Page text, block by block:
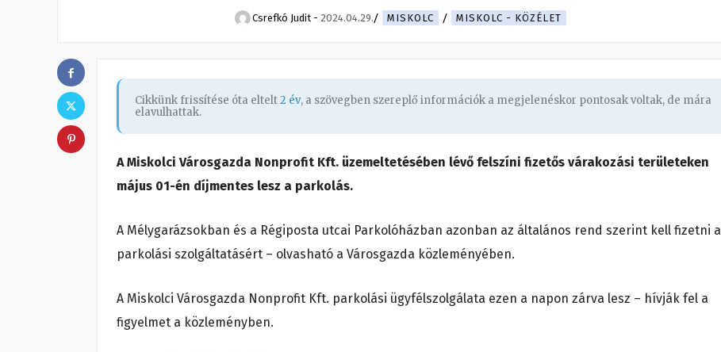
Csrefkó Judit - 2024.04.29. MISKOLC MISKOLC - KÖZÉLET
Cikkünk frissítése óta eltelt2 év, a szövegben szereplő információk a megjelenéskor pontosak voltak, de mára
elavulhattak.
A Miskolci Városgazda Nonprofit Kft. üzemeltetésében lévő felszíni fizetős várakozási területeken
május 01-én díjmentes lesz a parkolás.
A Mélygarázsokban és a Régiposta utcai Parkolóházban azonban az általános rend szerint kell fizetni a
parkolási szolgáltatásért – olvasható a Városgazda közleményében.
A Miskolci Városgazda Nonprofit Kft. parkolási ügyfélszolgálata ezen a napon zárva lesz – hívják fel a
figyelmet a közleményben.